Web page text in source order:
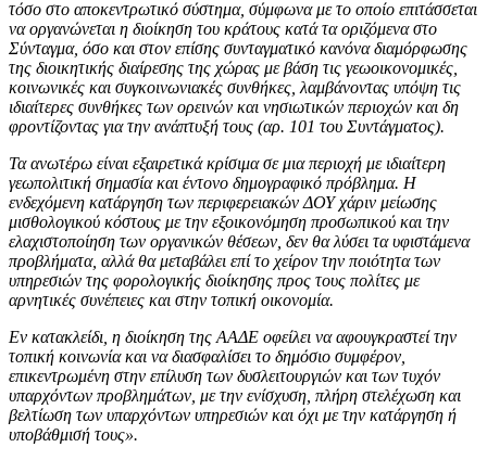
τόσο στο αποκεντρωτικό σύστημα, σύμφωνα με το οποίο επιτάσσεται
να οργανώνεται η διοίκηση του κράτους κατά τα οριζόμενα στο
Σύνταγμα, όσο και στον επίσης συνταγματικό κανόνα διαμόρφωσης
της διοικητικής διαίρεσης της χώρας με βάση τις γεωοικονομικές,
κοινωνικές και συγκοινωνιακές συνθήκες, λαμβάνοντας υπόψη τις
ιδιαίτερες συνθήκες των ορεινών και νησιωτικών περιοχών και δη
φροντίζοντας για την ανάπτυξή τους (αρ. 101 του Συντάγματος).
Τα ανωτέρω είναι εξαιρετικά κρίσιμα σε μια περιοχή με ιδιαίτερη
γεωπολιτική σημασία και έντονο δημογραφικό πρόβλημα. Η
ενδεχόμενη κατάργηση των περιφερειακών ΔΟΥ χάριν μείωσης
μισθολογικού κόστους με την εξοικονόμηση προσωπικού και την
ελαχιστοποίηση των οργανικών θέσεων, δεν θα λύσει τα υφιστάμενα
προβλήματα, αλλά θα μεταβάλει επί το χείρον την ποιότητα των
υπηρεσιών της φορολογικής διοίκησης προς τους πολίτες με
αρνητικές συνέπειες και στην τοπική οικονομία.
Εν κατακλείδι, η διοίκηση της ΑΑΔΕ οφείλει να αφουγκραστεί την
τοπική κοινωνία και να διασφαλίσει το δημόσιο συμφέρον,
επικεντρωμένη στην επίλυση των δυσλειτουργιών και των τυχόν
υπαρχόντων προβλημάτων, με την ενίσχυση, πλήρη στελέχωση και
βελτίωση των υπαρχόντων υπηρεσιών και όχι με την κατάργηση ή
υποβάθμισή τους».